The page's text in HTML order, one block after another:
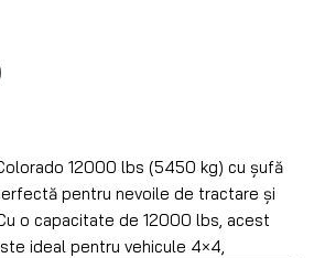
12000 lbs (5450 kg) cu șufă
pentru nevoile de tractare și
o capacitate de 12000 lbs, acest
ideal pentru vehicule 4×4,